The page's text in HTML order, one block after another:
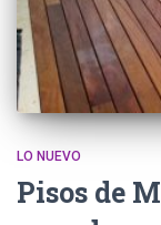
LO NUEVO
Pisos de